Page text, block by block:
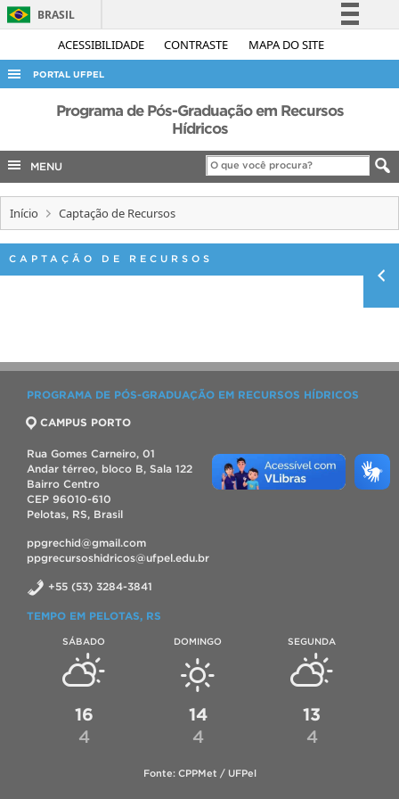
ACESSIBILIDADE CONTRASTE MAPA DO SITE
BRASIL
Simplifique!
Acesso à informação
Legislação
Canais
PORTAL UFPEL
ACESSO À INFORMAÇÃO
COBALTO
CONCURSOS
INTERNACIONAL
Programa de Pós-Graduação em Recursos
Hídricos
MENU
Início Captação de Recursos
CAPTAÇÃO DE RECURSOS
PROGRAMA DE PÓS-GRADUAÇÃO EM RECURSOS HÍDRICOS
CAMPUS PORTO
Rua Gomes Carneiro, 01
Andar térreo, bloco B, Sala 122
Bairro Centro
CEP 96010-610
Pelotas, RS, Brasil
ppgrechid@gmail.com
ppgrecursoshidricos@ufpel.edu.br
+55 (53) 3284-3841
TEMPO EM PELOTAS, RS
SÁBADO
16
4
DOMINGO
14
4
SEGUNDA
13
4
Fonte: CPPMet / UFPel